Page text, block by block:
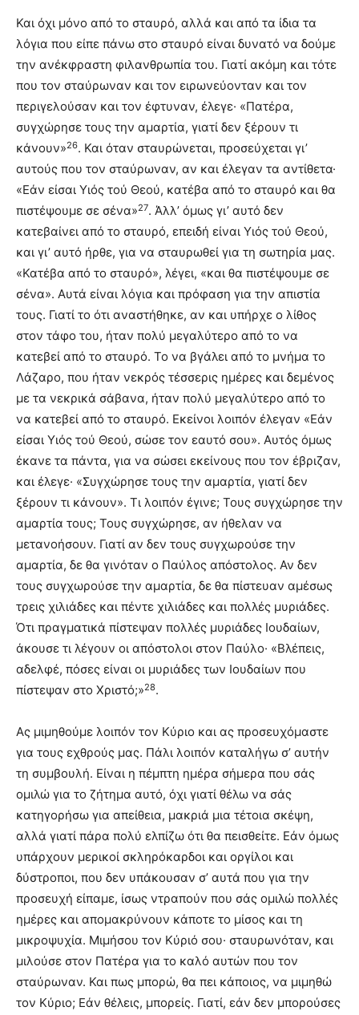
Και όχι μόνο από το σταυρό, αλλά και από τα ίδια τα
λόγια που είπε πάνω στο σταυρό είναι δυνατό να δούμε
την ανέκφραστη φιλανθρωπία του. Γιατί ακόμη και τότε
που τον σταύρωναν και τον ειρωνεύονταν και τον
περιγελούσαν και τον έφτυναν, έλεγε· «Πατέρα,
συγχώρησε τους την αμαρτία, γιατί δεν ξέρουν τι
κάνουν»26. Και όταν σταυρώνεται, προσεύχεται γι’
αυτούς που τον σταύρωναν, αν και έλεγαν τα αντίθετα·
«Εάν είσαι Υιός τού Θεού, κατέβα από το σταυρό και θα
πιστέψουμε σε σένα»27. Άλλ’ όμως γι’ αυτό δεν
κατεβαίνει από το σταυρό, επειδή είναι Υιός τού Θεού,
και γι’ αυτό ήρθε, για να σταυρωθεί για τη σωτηρία μας.
«Κατέβα από το σταυρό», λέγει, «και θα πιστέψουμε σε
σένα». Αυτά είναι λόγια και πρόφαση για την απιστία
τους. Γιατί το ότι αναστήθηκε, αν και υπήρχε ο λίθος
στον τάφο του, ήταν πολύ μεγαλύτερο από το να
κατεβεί από το σταυρό. Το να βγάλει από το μνήμα το
Λάζαρο, που ήταν νεκρός τέσσερις ημέρες και δεμένος
με τα νεκρικά σάβανα, ήταν πολύ μεγαλύτερο από το
να κατεβεί από το σταυρό. Εκείνοι λοιπόν έλεγαν «Εάν
είσαι Υιός τού Θεού, σώσε τον εαυτό σου». Αυτός όμως
έκανε τα πάντα, για να σώσει εκείνους που τον έβριζαν,
και έλεγε· «Συγχώρησε τους την αμαρτία, γιατί δεν
ξέρουν τι κάνουν». Τι λοιπόν έγινε; Τους συγχώρησε την
αμαρτία τους; Τους συγχώρησε, αν ήθελαν να
μετανοήσουν. Γιατί αν δεν τους συγχωρούσε την
αμαρτία, δε θα γινόταν ο Παύλος απόστολος. Αν δεν
τους συγχωρούσε την αμαρτία, δε θα πίστευαν αμέσως
τρεις χιλιάδες και πέντε χιλιάδες και πολλές μυριάδες.
Ότι πραγματικά πίστεψαν πολλές μυριάδες Ιουδαίων,
άκουσε τι λέγουν οι απόστολοι στον Παύλο· «Βλέπεις,
αδελφέ, πόσες είναι οι μυριάδες των Ιουδαίων που
πίστεψαν στο Χριστό;»28.
Ας μιμηθούμε λοιπόν τον Κύριο και ας προσευχόμαστε
για τους εχθρούς μας. Πάλι λοιπόν καταλήγω σ’ αυτήν
τη συμβουλή. Είναι η πέμπτη ημέρα σήμερα που σάς
ομιλώ για το ζήτημα αυτό, όχι γιατί θέλω να σάς
κατηγορήσω για απείθεια, μακριά μια τέτοια σκέψη,
αλλά γιατί πάρα πολύ ελπίζω ότι θα πεισθείτε. Εάν όμως
υπάρχουν μερικοί σκληρόκαρδοι και οργίλοι και
δύστροποι, που δεν υπάκουσαν σ’ αυτά που για την
προσευχή είπαμε, ίσως ντραπούν που σάς ομιλώ πολλές
ημέρες και απομακρύνουν κάποτε το μίσος και τη
μικροψυχία. Μιμήσου τον Κύριό σου· σταυρωνόταν, και
μιλούσε στον Πατέρα για το καλό αυτών που τον
σταύρωναν. Και πως μπορώ, θα πει κάποιος, να μιμηθώ
τον Κύριο; Εάν θέλεις, μπορείς. Γιατί, εάν δεν μπορούσες